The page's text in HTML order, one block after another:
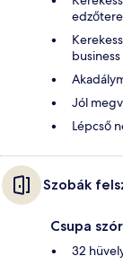
Jól
Lépcső
Szobák
Csupa
32